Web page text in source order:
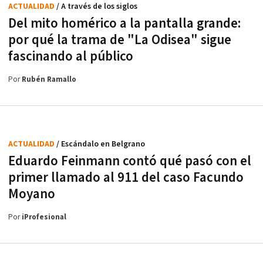
Del mito homérico a la pantalla grande:
por qué la trama de "La Odisea" sigue
fascinando al público
ACTUALIDAD / A través de los siglos
PorRubén Ramallo
Eduardo Feinmann contó qué pasó con el
primer llamado al 911 del caso Facundo
Moyano
ACTUALIDAD / Escándalo en Belgrano
PoriProfesional